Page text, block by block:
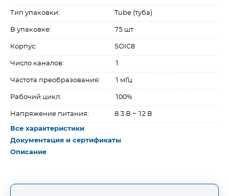
Тип упаковки: Tube (туба)
В упаковке: 75 шт
Корпус: SOIC8
Число каналов: 1
Частота преобразования: 1 мГц
Рабочий цикл: 100%
Напряжение питания: 8.3 В ~ 12 В
Все характеристики
Документация и сертификаты
Описание